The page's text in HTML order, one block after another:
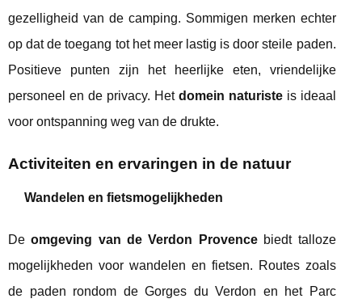
gezelligheid van de camping. Sommigen merken echter
op dat de toegang tot het meer lastig is door steile paden.
Positieve punten zijn het heerlijke eten, vriendelijke
personeel en de privacy. Het domein naturisteis ideaal
voor ontspanning weg van de drukte.
Activiteiten en ervaringen in de natuur
Wandelen en fietsmogelijkheden
Deomgeving van de Verdon Provencebiedt talloze
mogelijkheden voor wandelen en fietsen. Routes zoals
de paden rondom de Gorges du Verdon en het Parc